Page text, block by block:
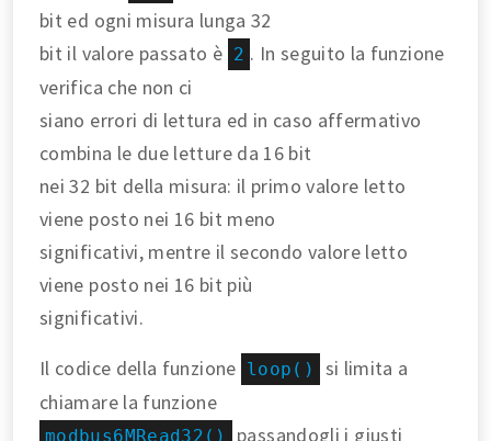
bit ed ogni misura lunga 32
bit il valore passato è 2 . In seguito la funzione
verifica che non ci
siano errori di lettura ed in caso affermativo
combina le due letture da 16 bit
nei 32 bit della misura: il primo valore letto
viene posto nei 16 bit meno
significativi, mentre il secondo valore letto
viene posto nei 16 bit più
significativi.
Il codice della funzione loop()
si limita a
chiamare la funzione
modbus6MRead32()
passandogli i giusti